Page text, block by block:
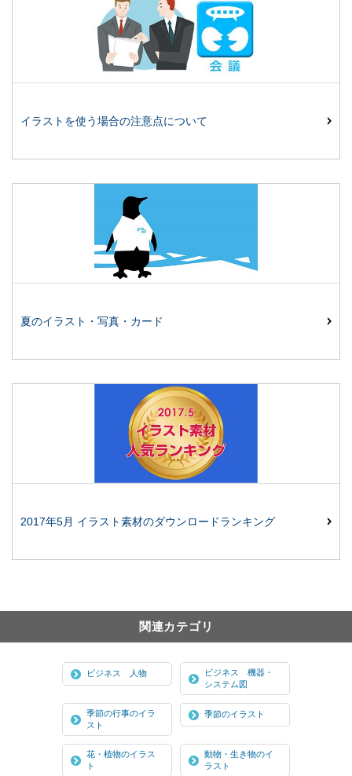
イラストを使う場合の注意点について
夏のイラスト・写真・カード
2017年5月 イラスト素材のダウンロードランキング
関連カテゴリ
ビジネス 人物
ビジネス 機器・
システム図
季節の行事のイラ
スト
季節のイラスト
花・植物のイラス
ト
動物・生き物のイ
ラスト